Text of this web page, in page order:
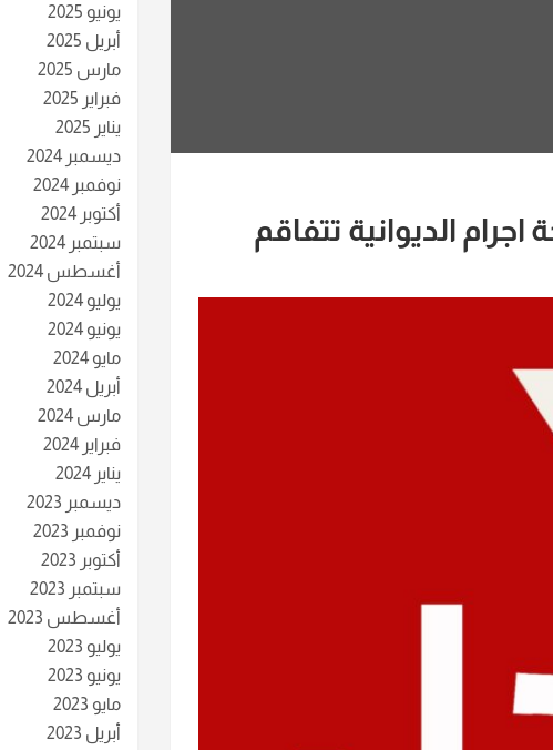
الديوانية تتفاقم
يونيو 2025
أبريل 2025
مارس 2025
فبراير 2025
يناير 2025
ديسمبر 2024
نوفمبر 2024
أكتوبر 2024
سبتمبر 2024
أغسطس 2024
يوليو 2024
يونيو 2024
مايو 2024
أبريل 2024
مارس 2024
فبراير 2024
يناير 2024
ديسمبر 2023
نوفمبر 2023
أكتوبر 2023
سبتمبر 2023
أغسطس 2023
يوليو 2023
يونيو 2023
مايو 2023
أبريل 2023